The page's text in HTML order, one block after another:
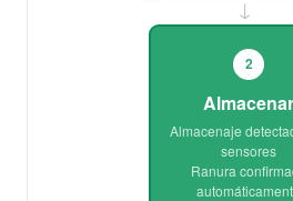
→
2
Almacenar
Almacenaje
sensores
Ranura